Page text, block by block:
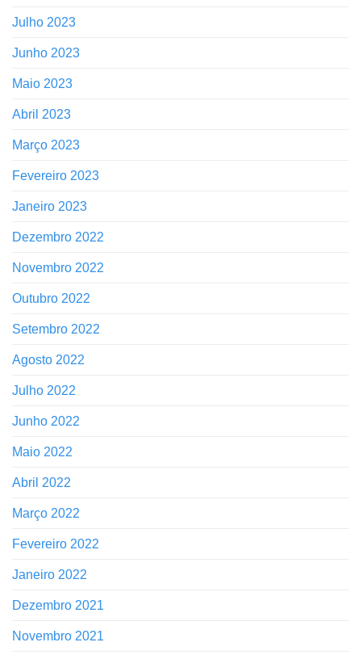
Julho 2023
Junho 2023
Maio 2023
Abril 2023
Março 2023
Fevereiro 2023
Janeiro 2023
Dezembro 2022
Novembro 2022
Outubro 2022
Setembro 2022
Agosto 2022
Julho 2022
Junho 2022
Maio 2022
Abril 2022
Março 2022
Fevereiro 2022
Janeiro 2022
Dezembro 2021
Novembro 2021